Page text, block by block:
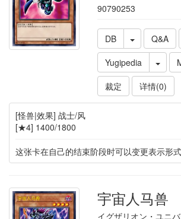
90790253
DB Q&A
Yugipedia
裁定
详情(0)
[怪兽|效果] 战士/风
[★4] 1400/1800
这张卡在自己的结束阶段时可以变更表示形式
宇宙人马兽
イグザリオン・ユニ